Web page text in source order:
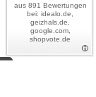
aus 891 Bewertungen
bei: idealo.de,
geizhals.de,
google.com,
shopvote.de